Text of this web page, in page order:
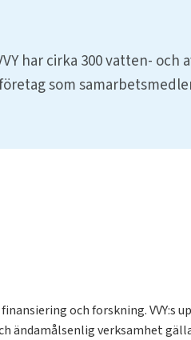
har cirka 300 vatten- och
som
och forskning. VVY:s
ändamålsenlig verksamhet